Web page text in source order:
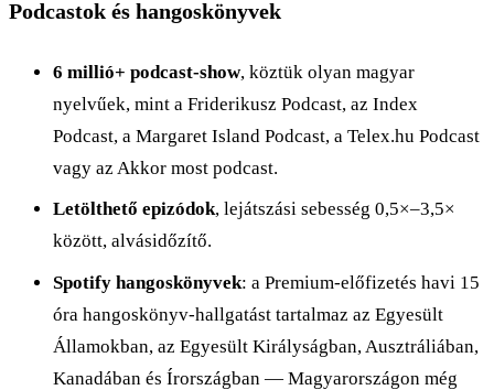
Podcastok és hangoskönyvek
6 millió+ podcast-show, köztük olyan magyar
nyelvűek, mint a Friderikusz Podcast, az Index
Podcast, a Margaret Island Podcast, a Telex.hu Podcast
vagy az Akkor most podcast.
Letölthető epizódok, lejátszási sebesség 0,5×–3,5×
között, alvásidőzítő.
Spotify hangoskönyvek: a Premium-előfizetés havi 15
óra hangoskönyv-hallgatást tartalmaz az Egyesült
Államokban, az Egyesült Királyságban, Ausztráliában,
Kanadában és Írországban — Magyarországon még